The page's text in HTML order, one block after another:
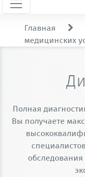
Главная
медицинских
Полная
Вы получаете